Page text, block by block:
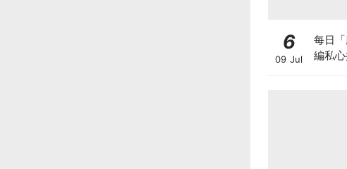
6
09 Jul
每日
編私